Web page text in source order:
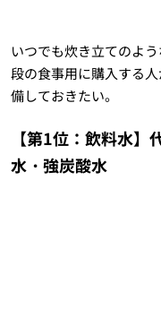
いつでも炊き立てのよ
段の食事用に購入する
備しておきたい。
【第1位：飲料水
水・強炭酸水